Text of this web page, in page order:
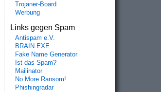
Trojaner-Board
Werbung
Links gegen Spam
Antispam e.V.
BRAIN.EXE
Fake Name Generator
Ist das Spam?
Mailinator
No More Ransom!
Phishingradar